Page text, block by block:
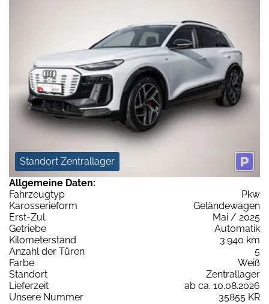
Standort Zentrallager
Allgemeine Daten:
Fahrzeugtyp
Pkw
Karosserieform
Geländewagen
Erst-Zul.
Mai / 2025
Getriebe
Automatik
Kilometerstand
3.940 km
Anzahl der Türen
5
Farbe
Weiß
Standort
Zentrallager
Lieferzeit
ab ca. 10.08.2026
Unsere Nummer
35855 KR